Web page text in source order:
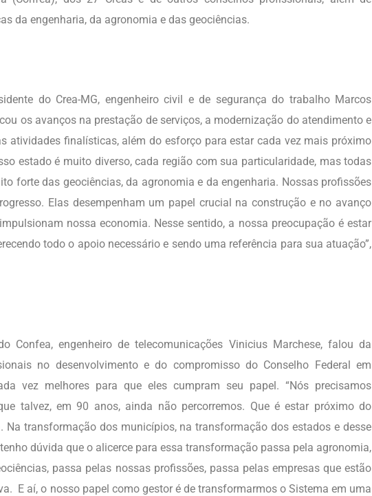
da engenharia, da agronomia e das geociências.
do Crea-MG, engenheiro civil e de segurança do trabalho Marcos
os avanços na prestação de serviços, a modernização do atendimento e
atividades finalísticas, além do esforço para estar cada vez mais próximo
estado é muito diverso, cada região com sua particularidade, mas todas
forte das geociências, da agronomia e da engenharia. Nossas profissões
Elas desempenham um papel crucial na construção e no avanço
nossa economia. Nesse sentido, a nossa preocupação é estar
todo o apoio necessário e sendo uma referência para sua atuação”,
Confea, engenheiro de telecomunicações Vinicius Marchese, falou da
no desenvolvimento e do compromisso do Conselho Federal em
vez melhores para que eles cumpram seu papel. “Nós precisamos
talvez, em 90 anos, ainda não percorremos. Que é estar próximo do
Na transformação dos municípios, na transformação dos estados e desse
dúvida que o alicerce para essa transformação passa pela agronomia,
passa pelas nossas profissões, passa pelas empresas que estão
E aí, o nosso papel como gestor é de transformarmos o Sistema em uma